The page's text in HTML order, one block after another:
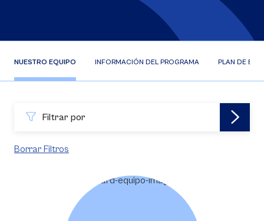
NUESTRO EQUIPO INFORMACIÓN DEL PROGRAMA PLAN DE
Filtrar por
Borrar Filtros